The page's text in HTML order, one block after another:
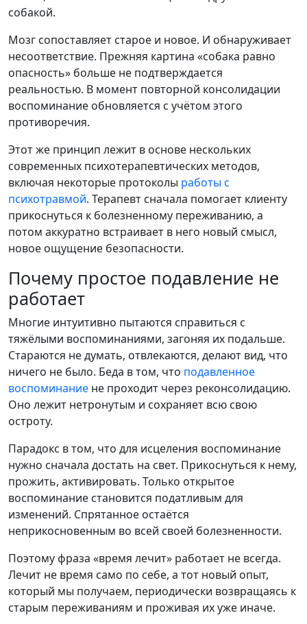
собакой.
Мозг сопоставляет старое и новое. И обнаруживает
несоответствие. Прежняя картина «собака равно
опасность» больше не подтверждается
реальностью. В момент повторной консолидации
воспоминание обновляется с учётом этого
противоречия.
Этот же принцип лежит в основе нескольких
современных психотерапевтических методов,
включая некоторые протоколы работы с
психотравмой. Терапевт сначала помогает клиенту
прикоснуться к болезненному переживанию, а
потом аккуратно встраивает в него новый смысл,
новое ощущение безопасности.
Почему простое подавление не
работает
Многие интуитивно пытаются справиться с
тяжёлыми воспоминаниями, загоняя их подальше.
Стараются не думать, отвлекаются, делают вид, что
ничего не было. Беда в том, что подавленное
воспоминание не проходит через реконсолидацию.
Оно лежит нетронутым и сохраняет всю свою
остроту.
Парадокс в том, что для исцеления воспоминание
нужно сначала достать на свет. Прикоснуться к нему,
прожить, активировать. Только открытое
воспоминание становится податливым для
изменений. Спрятанное остаётся
неприкосновенным во всей своей болезненности.
Поэтому фраза «время лечит» работает не всегда.
Лечит не время само по себе, а тот новый опыт,
который мы получаем, периодически возвращаясь к
старым переживаниям и проживая их уже иначе.